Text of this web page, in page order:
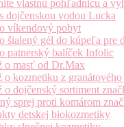
vlastnú pohľadnicu a
dojčenskou vodou Lucka
víkendový pobyt
šialený gél do kúpeľa pre
patnerský balíček Infolic
o masť od Dr.Max
kozmetiku z
o dojčenský sortiment
sprej proti komárom
detskej biokozmetiky